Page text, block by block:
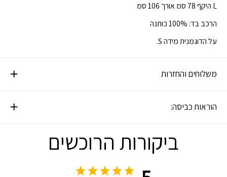
L היקף 78 סמ אורך 106 סמ
הרכב בד: 100% כותנה
על הדוגמנית מידה S.
משלוחים והחזרות
הוראות כביסה:
ביקורות הרוכשים